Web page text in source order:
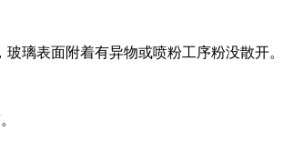
璃表面附着有异物或喷粉工序粉没散开。